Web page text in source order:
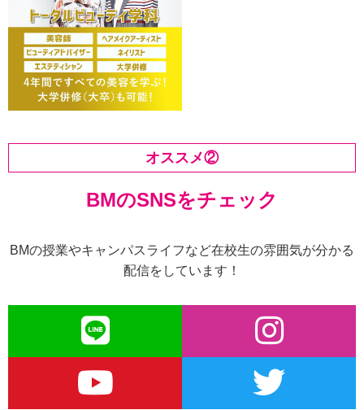
オススメ②
BMのSNSをチェック
BMの授業やキャンパスライフなど在校生の雰囲気が分かる
配信をしています！